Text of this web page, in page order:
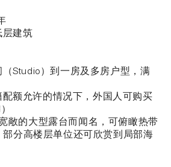
层建筑
（Studio）到一房及多房户型，满
配额允许的情况下，外国人可购买
敞的大型露台而闻名，可俯瞰热带
分高楼层单位还可欣赏到局部海